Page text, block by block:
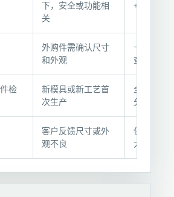
下，安全或功能相
关
+ 外观目
外购件需确认尺寸
和外观
卡尺抽检
查，按
检
新模具或新工艺首
次生产
全尺寸检
分析
客户反馈尺寸或外
观不良
保留样品
大抽检比